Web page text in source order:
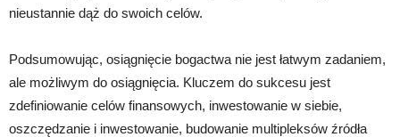
nieustannie dąż do swoich celów.
Podsumowując, osiągnięcie bogactwa nie jest łatwym zadaniem,
ale możliwym do osiągnięcia. Kluczem do sukcesu jest
zdefiniowanie celów finansowych, inwestowanie w siebie,
oszczędzanie i inwestowanie, budowanie multipleksów źródła